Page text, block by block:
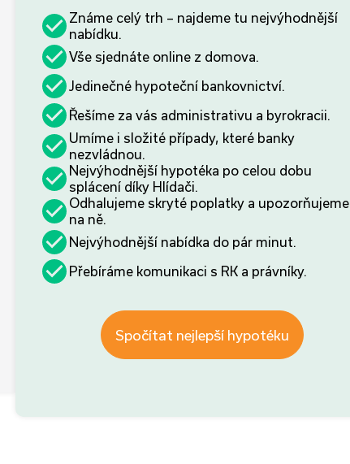
Známe celý trh – najdeme tu nejvýhodnější
nabídku.
Vše sjednáte online z domova.
Jedinečné hypoteční bankovnictví.
Řešíme za vás administrativu a byrokracii.
Umíme i složité případy, které banky
nezvládnou.
Nejvýhodnější hypotéka po celou dobu
splácení díky Hlídači.
Odhalujeme skryté poplatky a upozorňujeme
na ně.
Nejvýhodnější nabídka do pár minut.
Přebíráme komunikaci s RK a právníky.
Spočítat nejlepší hypotéku